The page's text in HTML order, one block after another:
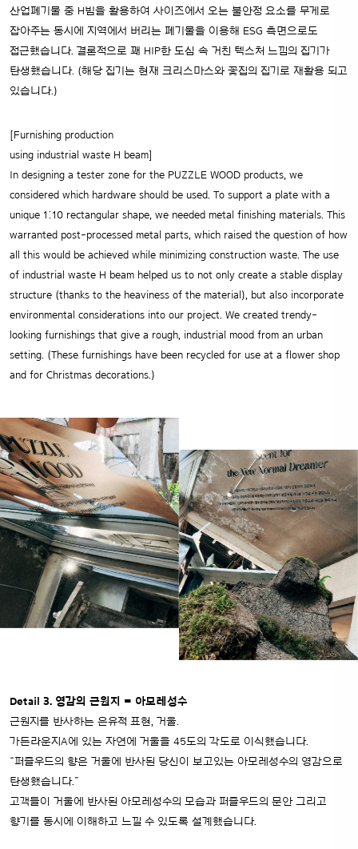
산업폐기물 중 H빔을 활용하여 사이즈에서 오는 불안정 요소를 무게로
잡아주는 동시에 지역에서 버리는 폐기물을 이용해 ESG 측면으로도
접근했습니다. 결론적으로 꽤 HIP한 도심 속 거친 텍스처 느낌의 집기가
탄생했습니다. (해당 집기는 현재 크리스마스와 꽃집의 집기로 재활용 되고
있습니다.)
[Furnishing production
using industrial waste H beam]
In designing a tester zone for the PUZZLE WOOD products, we
considered which hardware should be used. To support a plate with a
unique 1:10 rectangular shape, we needed metal finishing materials. This
warranted post-processed metal parts, which raised the question of how
all this would be achieved while minimizing construction waste. The use
of industrial waste H beam helped us to not only create a stable display
structure (thanks to the heaviness of the material), but also incorporate
environmental considerations into our project. We created trendy-
looking furnishings that give a rough, industrial mood from an urban
setting. (These furnishings have been recycled for use at a flower shop
and for Christmas decorations.)
Detail 3. 영감의 근원지 = 아모레성수
근원지를 반사하는 은유적 표현, 거울.
가든라운지A에 있는 자연에 거울을 45도의 각도로 이식했습니다.
“퍼즐우드의 향은 거울에 반사된 당신이 보고있는 아모레성수의 영감으로
탄생했습니다.”
고객들이 거울에 반사된 아모레성수의 모습과 퍼즐우드의 문안 그리고
향기를 동시에 이해하고 느낄 수 있도록 설계했습니다.